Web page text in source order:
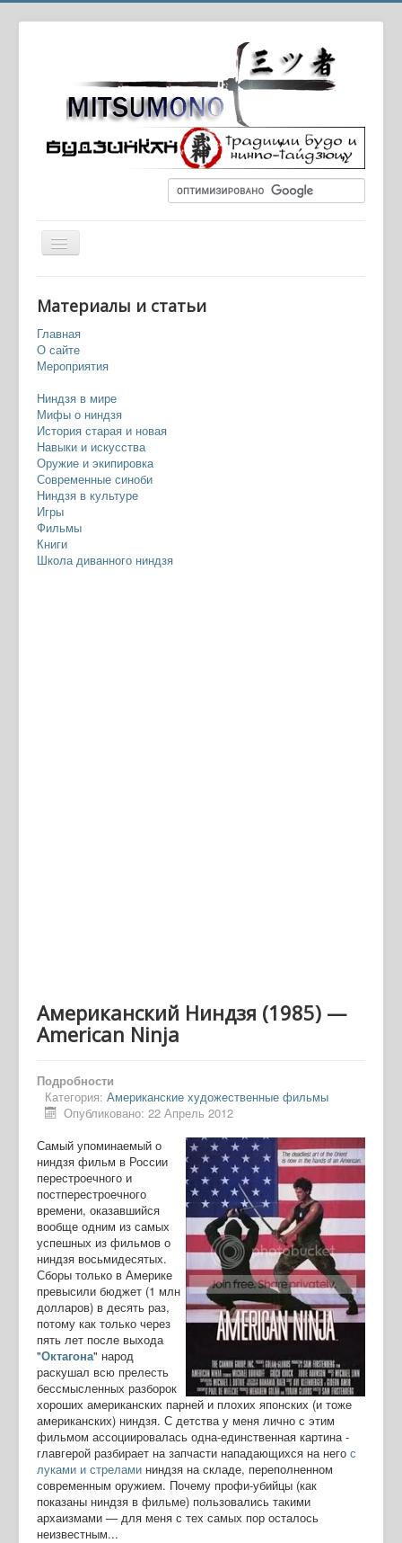
Вы здесь:
Американские художественные фильмы
Американский Ниндзя (1985) — American Ninja
Материалы и статьи
Главная
О сайте
Мероприятия
Ниндзя в мире
Мифы о ниндзя
История старая и новая
Навыки и искусства
Оружие и экипировка
Современные синоби
Ниндзя в культуре
Игры
Фильмы
Книги
Школа диванного ниндзя
Американский Ниндзя (1985) —
American Ninja
Подробности
Категория: Американские художественные фильмы
Опубликовано: 22 Апрель 2012
Самый упоминаемый о
ниндзя фильм в России
перестроечного и
постперестроечного
времени, оказавшийся
вообще одним из самых
успешных из фильмов о
ниндзя восьмидесятых.
Сборы только в Америке
превысили бюджет (1 млн
долларов) в десять раз,
потому как только через
пять лет после выхода
"Октагона" народ
раскушал всю прелесть
бессмысленных разборок
хороших американских парней и плохих японских (и тоже
американских) ниндзя. С детства у меня лично с этим
фильмом ассоциировалась одна-единственная картина -
главгерой разбирает на запчасти нападающихся на него с
луками и стрелами ниндзя на складе, переполненном
современным оружием. Почему профи-убийцы (как
показаны ниндзя в фильме) пользовались такими
архаизмами — для меня с тех самых пор осталось
неизвестным...